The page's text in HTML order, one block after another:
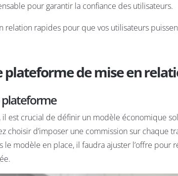
pour garantir la confiance des utilisateurs.
relation rapides pour que vos utilisateurs
de mise en
plateforme
est crucial de définir un modèle économique
choisir d’imposer une commission sur chaque
modèle en place, il faudra ajuster l’offre pour